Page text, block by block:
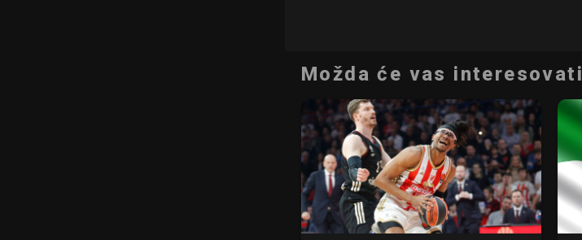
Možda će vas interesovati